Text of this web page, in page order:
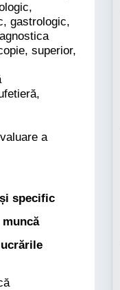
gastrologic,
superior,
a
specific